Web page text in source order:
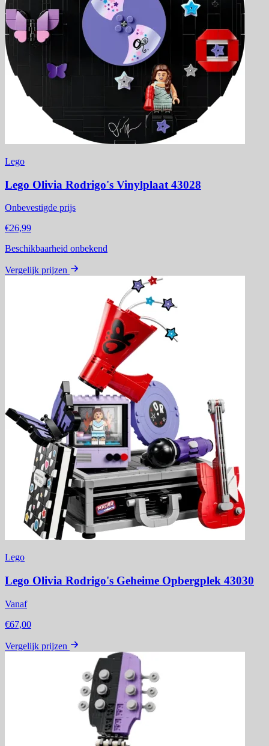
Lego
Lego Olivia Rodrigo's Vinylplaat 43028
Onbevestigde prijs
€26,99
Beschikbaarheid onbekend
Vergelijk prijzen
Lego
Lego Olivia Rodrigo's Geheime Opbergplek 43030
Vanaf
€67,00
Vergelijk prijzen